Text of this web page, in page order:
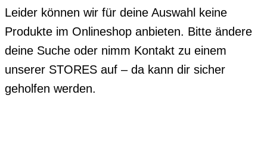
Leider können wir für deine Auswahl keine
Produkte im Onlineshop anbieten. Bitte ändere
deine Suche oder nimm Kontakt zu einem
unserer STORES auf – da kann dir sicher
geholfen werden.